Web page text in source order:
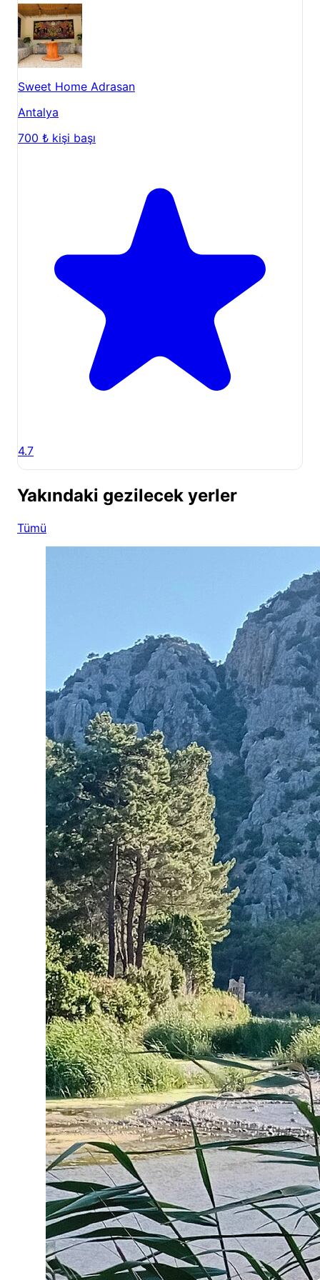
Sweet Home Adrasan
Antalya
700 ₺kişi başı
Yakındaki gezilecek yerler
Tümü